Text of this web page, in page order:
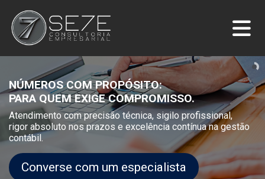
NÚMEROS COM PROPÓSITO:
PARA QUEM EXIGE COMPROMISSO.
Atendimento com precisão técnica, sigilo profissional,
rigor absoluto nos prazos e excelência contínua na gestão
contábil.
Converse com um especialista